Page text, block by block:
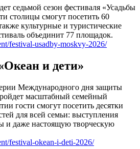
седьмой сезон фестиваля «Усадьбы
столицы смогут посетить 60
культурные и туристические
объединит 77 площадок.
festival-usadby-moskvy-2026/
и дети»
Международного дня защиты
масштабный семейный
гости смогут посетить десятки
для всей семьи: выступления
и даже настоящую творческую
festival-okean-i-deti-2026/